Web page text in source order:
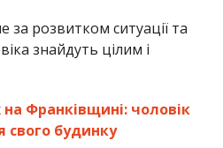
розвитком ситуації та
знайдуть цілим і
на Франківщині: чоловік
свого будинку